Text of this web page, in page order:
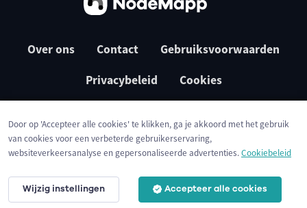
Over ons Contact Gebruiksvoorwaarden
Privacybeleid Cookies
© 2026 NodeMapp BV
Door op 'Accepteer alle cookies' te klikken, ga je akkoord met het gebruik
van cookies voor een verbeterde gebruikerservaring,
websiteverkeersanalyse en gepersonaliseerde advertenties.Cookiebeleid
Wijzig instellingen Accepteer alle cookies